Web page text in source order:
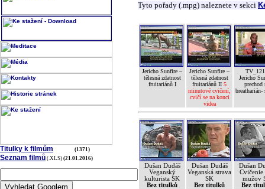
Titulky k filmům (1371)
Seznam filmů (.XLS) (21.01.2016)
Tyto pořady (.mpg) naleznete v sekci
Jericho Sunfire –
tělesná zdatnost
fruitariánů I
Jericho Sunfire –
tělesná zdatnost
fruitariánů II 5
minutové cvičení,
cvičí se na konci
videa
Jericho
prechod
breatharián-
Dušan Dudáš
Veganský
kulturista SK
Bez titulků
Dušan Dudáš
Veganská strava
SK
Bez titulků
Dušan
Cvičenie
mužov
Bez